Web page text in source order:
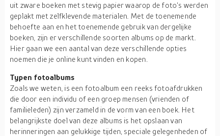
uit zware boeken met stevig papier waarop de foto's werden
geplakt met zelfklevende materialen. Met de toenemende
behoefte aan en het toenemende gebruik van dergelijke
boeken, zijn er verschillende soorten albums op de markt.
Hier gaan we een aantal van deze verschillende opties
noemen die je online kunt vinden en kopen.
Typen fotoalbums
Zoals we weten, is een fotoalbum een reeks fotoafdrukken
die door een individu of een groep mensen (vrienden of
familieleden) zijn verzameld in de vorm van een boek. Het
belangrijkste doel van deze albums is het opslaan van
herinneringen aan gelukkige tijden, speciale gelegenheden of